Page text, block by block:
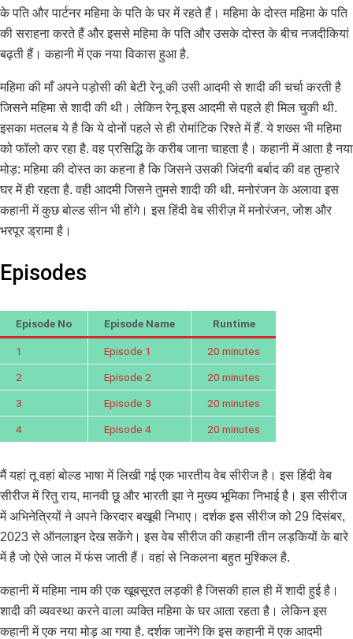
के पति और पार्टनर महिमा के पति के घर में रहते हैं। महिमा के दोस्त महिमा के पति
की सराहना करते हैं और इससे महिमा के पति और उसके दोस्त के बीच नजदीकियां
बढ़ती हैं। कहानी में एक नया विकास हुआ है.
महिमा की माँ अपने पड़ोसी की बेटी रेनू की उसी आदमी से शादी की चर्चा करती है
जिसने महिमा से शादी की थी। लेकिन रेनू इस आदमी से पहले ही मिल चुकी थी.
इसका मतलब ये है कि ये दोनों पहले से ही रोमांटिक रिश्ते में हैं. ये शख्स भी महिमा
को फॉलो कर रहा है. वह प्रसिद्धि के करीब जाना चाहता है। कहानी में आता है नया
मोड़: महिमा की दोस्त का कहना है कि जिसने उसकी जिंदगी बर्बाद की वह तुम्हारे
घर में ही रहता है. वही आदमी जिसने तुमसे शादी की थी. मनोरंजन के अलावा इस
कहानी में कुछ बोल्ड सीन भी होंगे। इस हिंदी वेब सीरीज़ में मनोरंजन, जोश और
भरपूर ड्रामा है।
Episodes
Episode No Episode Name Runtime
1 Episode 1 20 minutes
2 Episode 2 20 minutes
3 Episode 3 20 minutes
4 Episode 4 20 minutes
मैं यहां तू वहां बोल्ड भाषा में लिखी गई एक भारतीय वेब सीरीज है। इस हिंदी वेब
सीरीज में रितु राय, मानवी छू और भारती झा ने मुख्य भूमिका निभाई है। इस सीरीज
में अभिनेत्रियों ने अपने किरदार बखूबी निभाए। दर्शक इस सीरीज को 29 दिसंबर,
2023 से ऑनलाइन देख सकेंगे। इस वेब सीरीज की कहानी तीन लड़कियों के बारे
में है जो ऐसे जाल में फंस जाती हैं। वहां से निकलना बहुत मुश्किल है.
कहानी में महिमा नाम की एक खूबसूरत लड़की है जिसकी हाल ही में शादी हुई है।
शादी की व्यवस्था करने वाला व्यक्ति महिमा के घर आता रहता है। लेकिन इस
कहानी में एक नया मोड़ आ गया है. दर्शक जानेंगे कि इस कहानी में एक आदमी